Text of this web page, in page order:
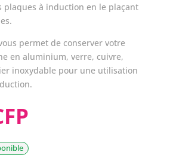
plaques à induction en le plaçant
permet de conserver votre
en aluminium, verre, cuivre,
inoxydable pour une utilisation